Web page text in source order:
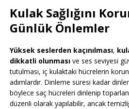
Kulak Sağlığını
Günlük Önlemler
Yüksek seslerden kaçınılması,
dikkatli olunması ve ses seviyesi
tutulması, iç kulaktaki hücrelerin
adımlardır. Dinleme süresi kadar
böylece saç hücreleri dinlenip
düzenli olarak yapılabilir, ancak